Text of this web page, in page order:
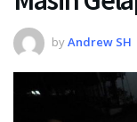
byAndrew SH